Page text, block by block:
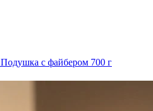
Подушка с файбером 700 г